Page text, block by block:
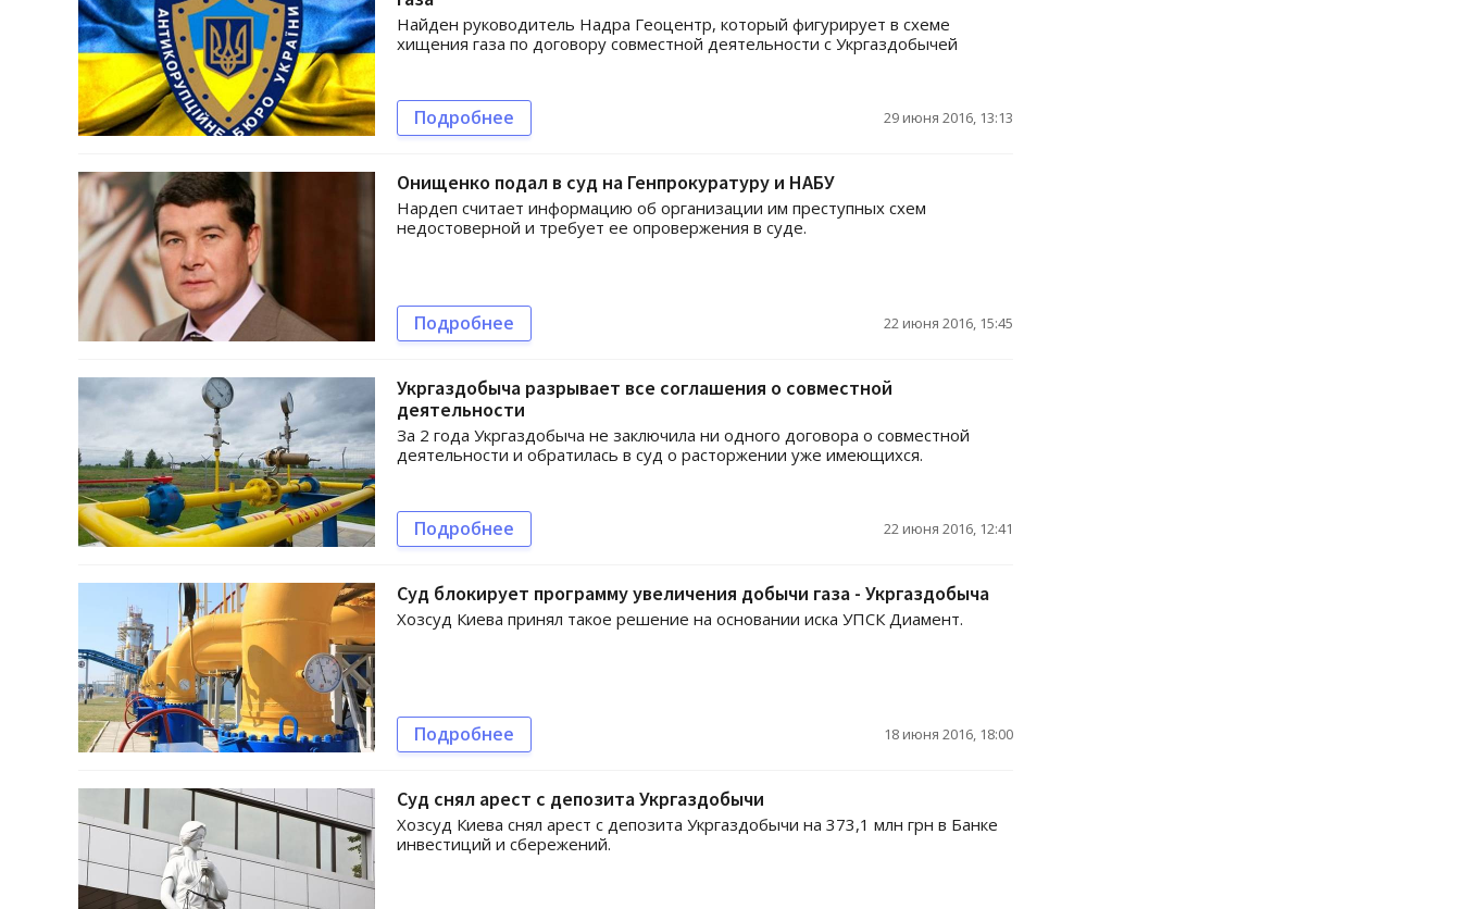
Найден руководитель Надра Геоцентр, который фигурирует в схеме
хищения газа по договору совместной деятельности с Укргаздобычей
Подробнее 29 июня 2016, 13:13
Онищенко подал в суд на Генпрокуратуру и НАБУ
Нардеп считает информацию об организации им преступных схем
недостоверной и требует ее опровержения в суде.
Подробнее 22 июня 2016, 15:45
Укргаздобыча разрывает все соглашения о совместной
деятельности
За 2 года Укргаздобыча не заключила ни одного договора о совместной
деятельности и обратилась в суд о расторжении уже имеющихся.
Подробнее 22 июня 2016, 12:41
Суд блокирует программу увеличения добычи газа - Укргаздобыча
Хозсуд Киева принял такое решение на основании иска УПСК Диамент.
Подробнее 18 июня 2016, 18:00
Суд снял арест с депозита Укргаздобычи
Хозсуд Киева снял арест с депозита Укргаздобычи на 373,1 млн грн в Банке
инвестиций и сбережений.